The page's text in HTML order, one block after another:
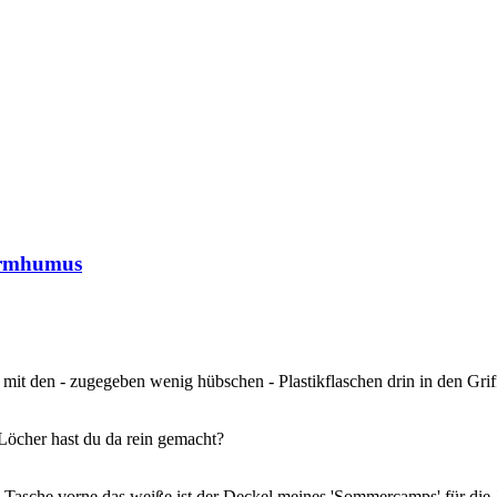
den - zugegeben wenig hübschen - Plastikflaschen drin in den
hast du da rein gemacht?